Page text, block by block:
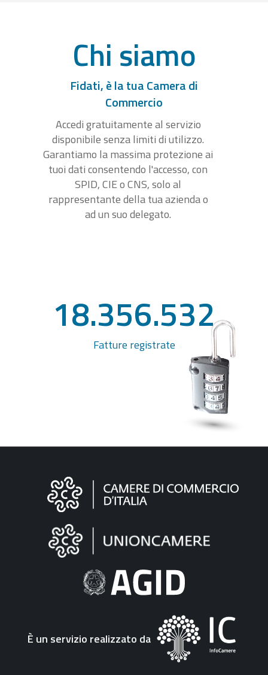
Chi siamo
Fidati, è la tua Camera di
Commercio
Accedi gratuitamente al servizio
disponibile senza limiti di utilizzo.
Garantiamo la massima protezione ai
tuoi dati consentendo l'accesso, con
SPID, CIE o CNS, solo al
rappresentante della tua azienda o
ad un suo delegato.
18.356.532
Fatture registrate
Informazioni
"Fattura
Elettronica"
È un servizio realizzato da